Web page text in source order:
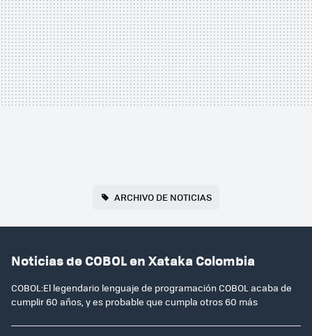
ARCHIVO DE NOTICIAS
Noticias de COBOL en Xataka Colombia
COBOL:El legendario lenguaje de programación COBOL acaba de
cumplir 60 años, y es probable que cumpla otros 60 más